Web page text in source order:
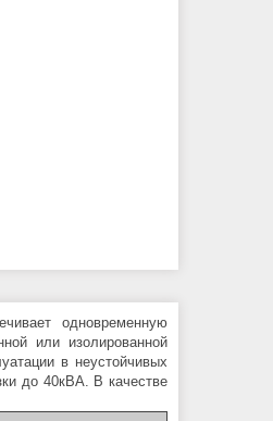
одновременную
или изолированной
в неустойчивых
до 40кВА. В качестве